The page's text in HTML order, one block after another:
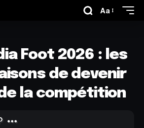
Aa
Foot 2026 : les
de devenir
la compétition